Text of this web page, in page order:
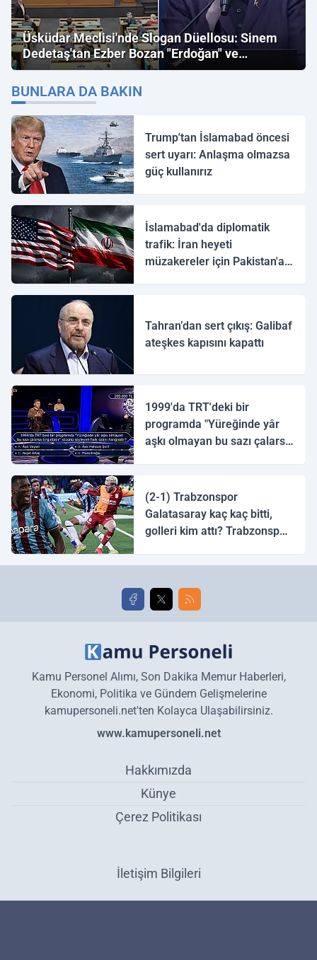
Üsküdar Meclisi'nde Slogan Düellosu: Sinem
Dedetaş'tan Ezber Bozan "Erdoğan" ve
"İmamoğlu" Çıkışı!
BUNLARA DA BAKIN
Trump'tan İslamabad öncesi
sert uyarı: Anlaşma olmazsa
güç kullanırız
İslamabad'da diplomatik
trafik: İran heyeti
müzakereler için Pakistan'a
Tahran’dan sert çıkış: Galibaf
ateşkes kapısını kapattı
1999'da TRT'deki bir
programda "Yüreğinde yâr
aşkı olmayan bu sazı çalarsa
(2-1) Trabzonspor
Galatasaray kaç kaç bitti,
golleri kim attı? Trabzonspor
golleri!
Kamu Personel Alımı, Son Dakika Memur Haberleri,
Ekonomi, Politika ve Gündem Gelişmelerine
kamupersoneli.net'ten Kolayca Ulaşabilirsiniz.
www.kamupersoneli.net
Hakkımızda
Künye
Çerez Politikası
İletişim Bilgileri